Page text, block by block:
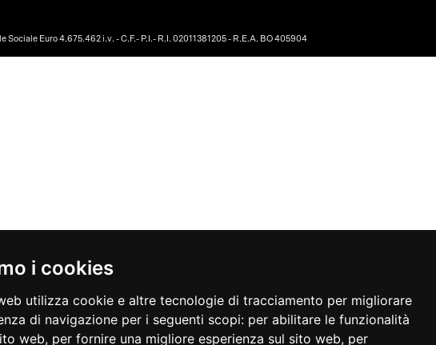
i cookies
utilizza cookie e altre tecnologie di tracciamento per migliorare
di navigazione per i seguenti scopi: per abilitare le funzionalità
web, per fornire una migliore esperienza sul sito web, per
Euro 4.675.462 i.v. - C.F.- P.I.- R.I. 02011381205 - R.E.A. BO 405904